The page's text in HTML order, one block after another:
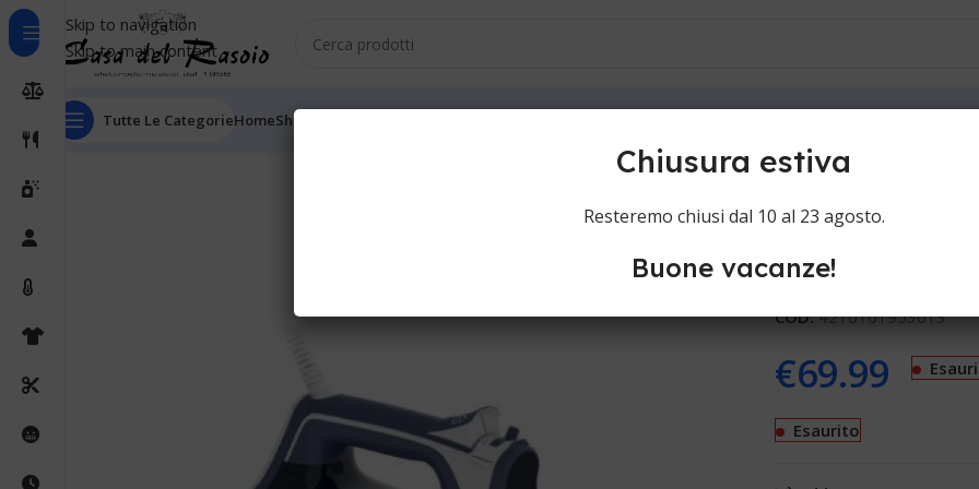
Skip to navigation
Skip to main content
Tutte Le CategorieHomeShop
Home
Rowenta
Ferri a vapore Rowenta
COD:4210101953013
€69.99
Esaurito
Chiusura estiva
Resteremo chiusi dal 10 al 23 agosto.
Buone vacanze!